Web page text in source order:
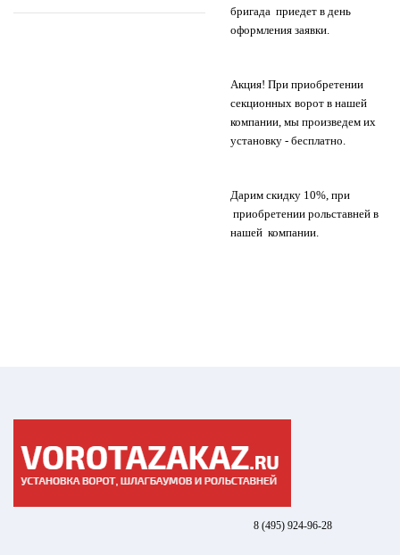
бригада приедет в день
оформления заявки.
Акция! При приобретении
секционных ворот в нашей
компании, мы произведем их
установку - бесплатно.
Дарим скидку 10%, при
приобретении рольставней в
нашей компании.
8 (495) 924-96-28